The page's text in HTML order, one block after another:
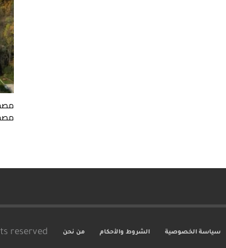
من نحن الشروط والأحكام سياسة الخصوصية reserved.